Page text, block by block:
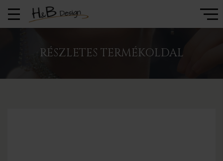
RÉSZLETES TERMÉKOLDAL